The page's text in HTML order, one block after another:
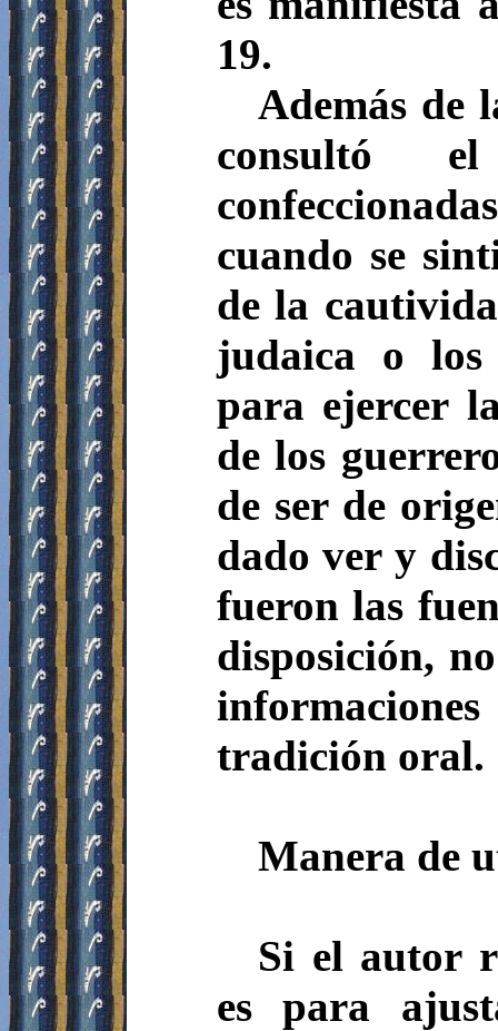
19.
Además de
consultó
cuando se
de la
judaica o los
para ejercer
de los
de ser de
dado ver y
fueron las
disposición,
tradición oral.
Manera de
Si el autor
es para